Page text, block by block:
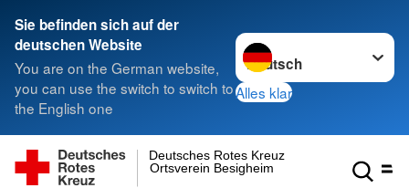
Sie befinden sich auf der
deutschen Website
You are on the German website,
you can use the switch to switch to
the English one
Sprache wechseln zu
Alles klar
Ortsverein Besigheim
Deutsches Rotes Kreuz